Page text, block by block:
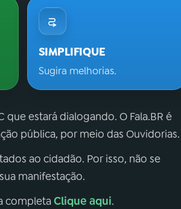
SIMPLIFIQUE
Sugira melhorias.
que estará dialogando. O Fala.BR é
pública, por meio das Ouvidorias.
ao cidadão. Por isso, não se
manifestação.
completaClique aqui.